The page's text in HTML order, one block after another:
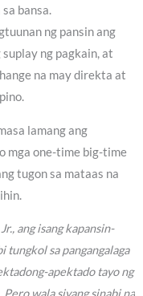
bansa.
ng pansin ang
ng pagkain, at
na may direkta at
lamang ang
mga one-time big-time
tugon sa mataas na
ang isang kapansin-
tungkol sa pangangalaga
apektado tayo ng